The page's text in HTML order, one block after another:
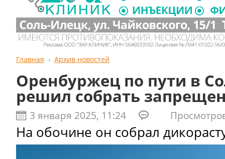
Главная Архив новостей
Оренбуржец по пути в
решил собрать
3 января 2025, 11:24
На обочине он собрал